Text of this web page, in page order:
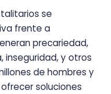
se
frente a
precariedad,
inseguridad, y otros
de hombres y
soluciones